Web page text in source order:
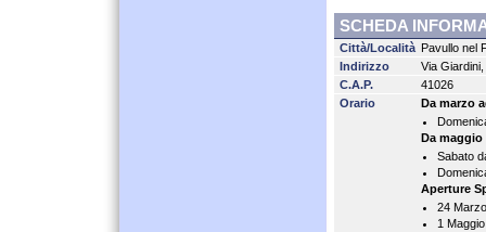
SCHEDA
Città/Località Pavullo nel
Indirizzo
Via
C.A.P.
41026
Orario
Da marzo
Da
Sabato
Aperture
24
1